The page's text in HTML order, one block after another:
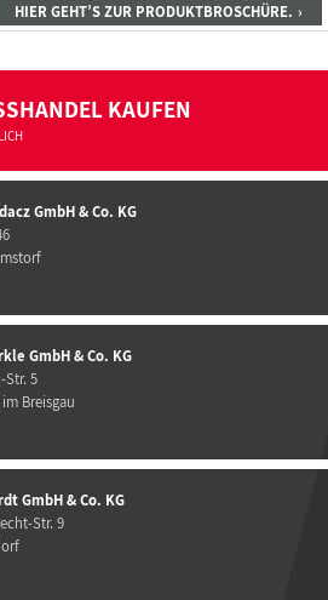
HIER GEHT’S ZUR PRODUKTBROSCHÜRE.
KAUFEN
GmbH & Co. KG
GmbH & Co. KG
Str. 5
Breisgau
GmbH & Co. KG
Str. 9